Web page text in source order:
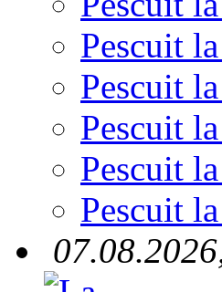
Pescuit
Pescuit
Pescuit
Pescuit
Pescuit